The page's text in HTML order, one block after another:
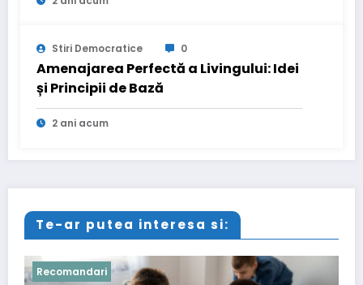
Stiri Democratice 0
Amenajarea Perfectă a Livingului: Idei
și Principii de Bază
2 ani acum
Te-ar putea interesa si:
Recomandari